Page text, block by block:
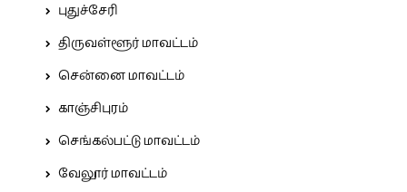
புதுச்சேரி
திருவள்ளூர் மாவட்டம்
சென்னை மாவட்டம்
காஞ்சிபுரம்
செங்கல்பட்டு மாவட்டம்
வேலூர் மாவட்டம்